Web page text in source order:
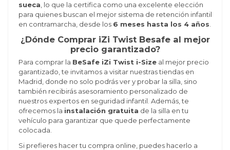
sueca, lo que la certifica como una excelente elección
para quienes buscan el mejor sistema de retención infantil
en contramarcha, desde los 6 meses hasta los 4 años.
¿Dónde Comprar iZi Twist Besafe al mejor
precio garantizado?
Para comprar la BeSafe iZi Twist i-Sizeal mejor precio
garantizado, te invitamos a visitar nuestras tiendas en
Madrid, donde no solo podrás ver y probar la silla, sino
también recibirás asesoramiento personalizado de
nuestros expertos en seguridad infantil. Además, te
ofrecemos la instalación gratuita de la silla en tu
vehículo para garantizar que quede perfectamente
colocada.
Si prefieres hacer tu compra online, puedes hacerlo a